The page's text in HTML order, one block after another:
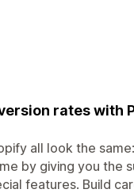
rates with
all look the
by giving you the
features. Build